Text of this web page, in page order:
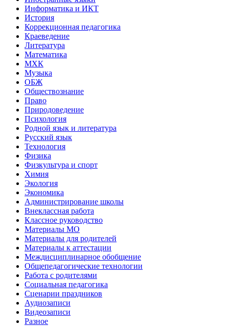
Информатика и ИКТ
История
Коррекционная педагогика
Краеведение
Литература
Математика
МХК
Музыка
ОБЖ
Обществознание
Право
Природоведение
Психология
Родной язык и литература
Русский язык
Технология
Физика
Физкультура и спорт
Химия
Экология
Экономика
Администрирование школы
Внеклассная работа
Классное руководство
Материалы МО
Материалы для родителей
Материалы к аттестации
Междисциплинарное обобщение
Общепедагогические технологии
Работа с родителями
Социальная педагогика
Сценарии праздников
Аудиозаписи
Видеозаписи
Разное